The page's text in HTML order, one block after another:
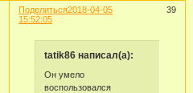
Поделиться 39
2018-04-05
15:52:05
tatik86 написал(а):
Он умело
воспользовался